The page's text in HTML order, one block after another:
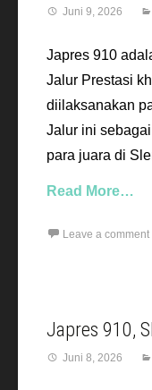
Juni 9, 2026
Japres 910
Jalur Prestasi
diilaksanakan
Jalur ini
para juara di
Read More…
Leave a comment
Japres 910,
Juni 8, 2026